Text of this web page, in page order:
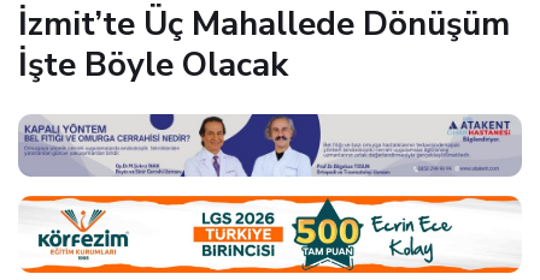
İzmit’te Üç Mahallede Dönüşüm
İşte Böyle Olacak